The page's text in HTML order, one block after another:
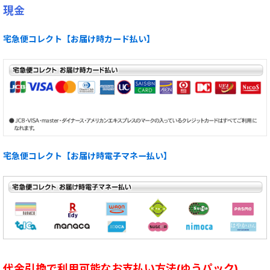
現金
宅急便コレクト【お届け時カード払い】
宅急便コレクト【お届け時電子マネー払い】